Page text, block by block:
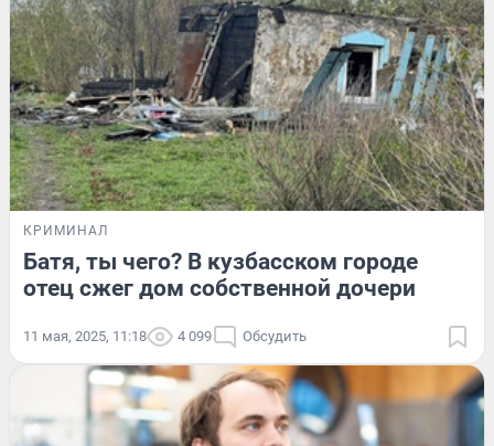
КРИМИНАЛ
Батя, ты чего? В кузбасском городе
отец сжег дом собственной дочери
11 мая, 2025, 11:18 4 099 Обсудить